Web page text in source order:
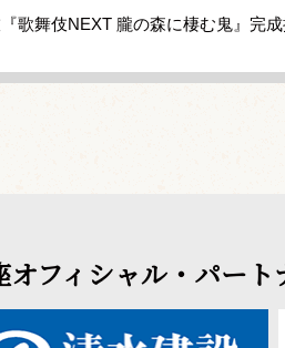
歌舞伎NEXT 朧の森に棲む鬼』完
オフィシャル・パート